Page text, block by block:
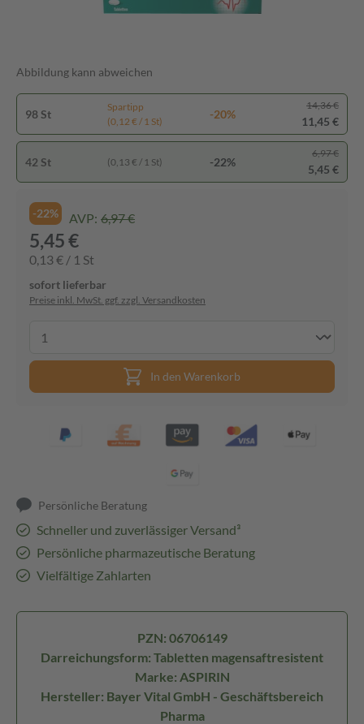
Abbildung kann abweichen
98 St
Spartipp
(0,12 € / 1 St)
-20%
14,36 €
11,45 €
42 St (0,13 € / 1 St) -22%
6,97 €
5,45 €
-22% AVP: 6,97 €
5,45 €
0,13 € / 1 St
sofort lieferbar
Preise inkl. MwSt. ggf. zzgl. Versandkosten
In den Warenkorb
Persönliche Beratung
Schneller und zuverlässiger Versand³
Persönliche pharmazeutische Beratung
Vielfältige Zahlarten
PZN: 06706149
Darreichungsform: Tabletten magensaftresistent
Marke: ASPIRIN
Hersteller: Bayer Vital GmbH - Geschäftsbereich
Pharma